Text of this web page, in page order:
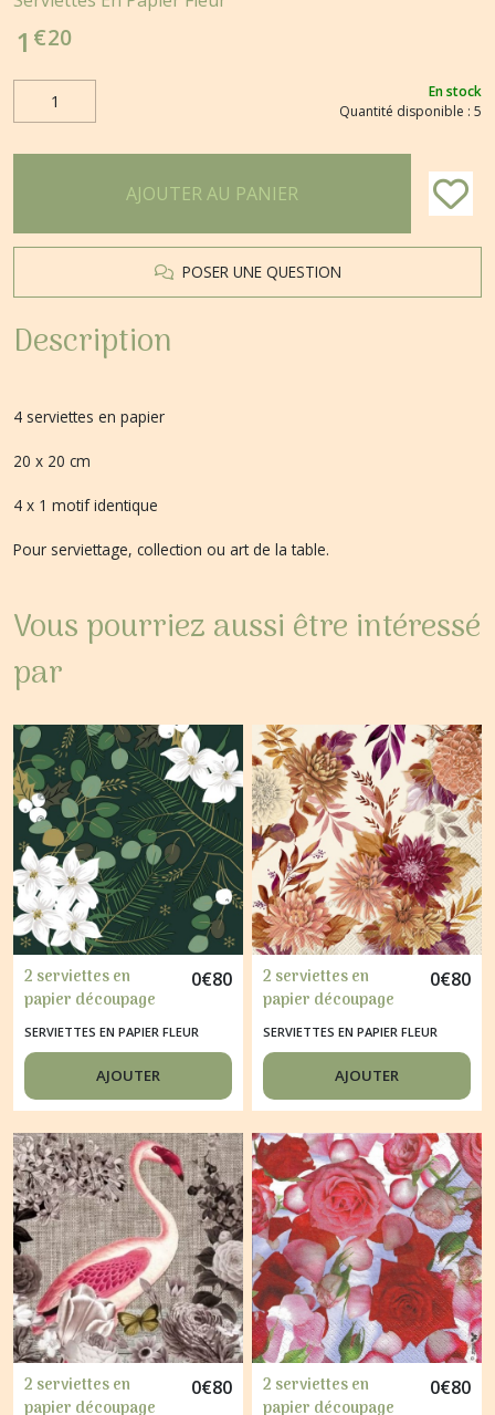
1 €20
En stock
Quantité disponible : 5
AJOUTER AU PANIER
POSER UNE QUESTION
Description
4 serviettes en papier
20 x 20 cm
4 x 1 motif identique
Pour serviettage, collection ou art de la table.
Vous pourriez aussi être intéressé
par
2 serviettes en
papier découpage
collage 33 cm FLEUR
D HIVER FA 2009
0€80
SERVIETTES EN PAPIER FLEUR
AJOUTER
2 serviettes en
papier découpage
collage 33 cm FLEUR
DAHLIA FA 2004
0€80
SERVIETTES EN PAPIER FLEUR
AJOUTER
2 serviettes en
papier découpage
0€80
2 serviettes en
papier découpage
0€80